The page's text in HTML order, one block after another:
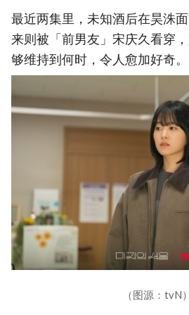
最近两集里，未知酒后在昊洙
来则被「前男友」宋庆久看穿
够维持到何时，令人愈加好奇。
（图源：tvN）